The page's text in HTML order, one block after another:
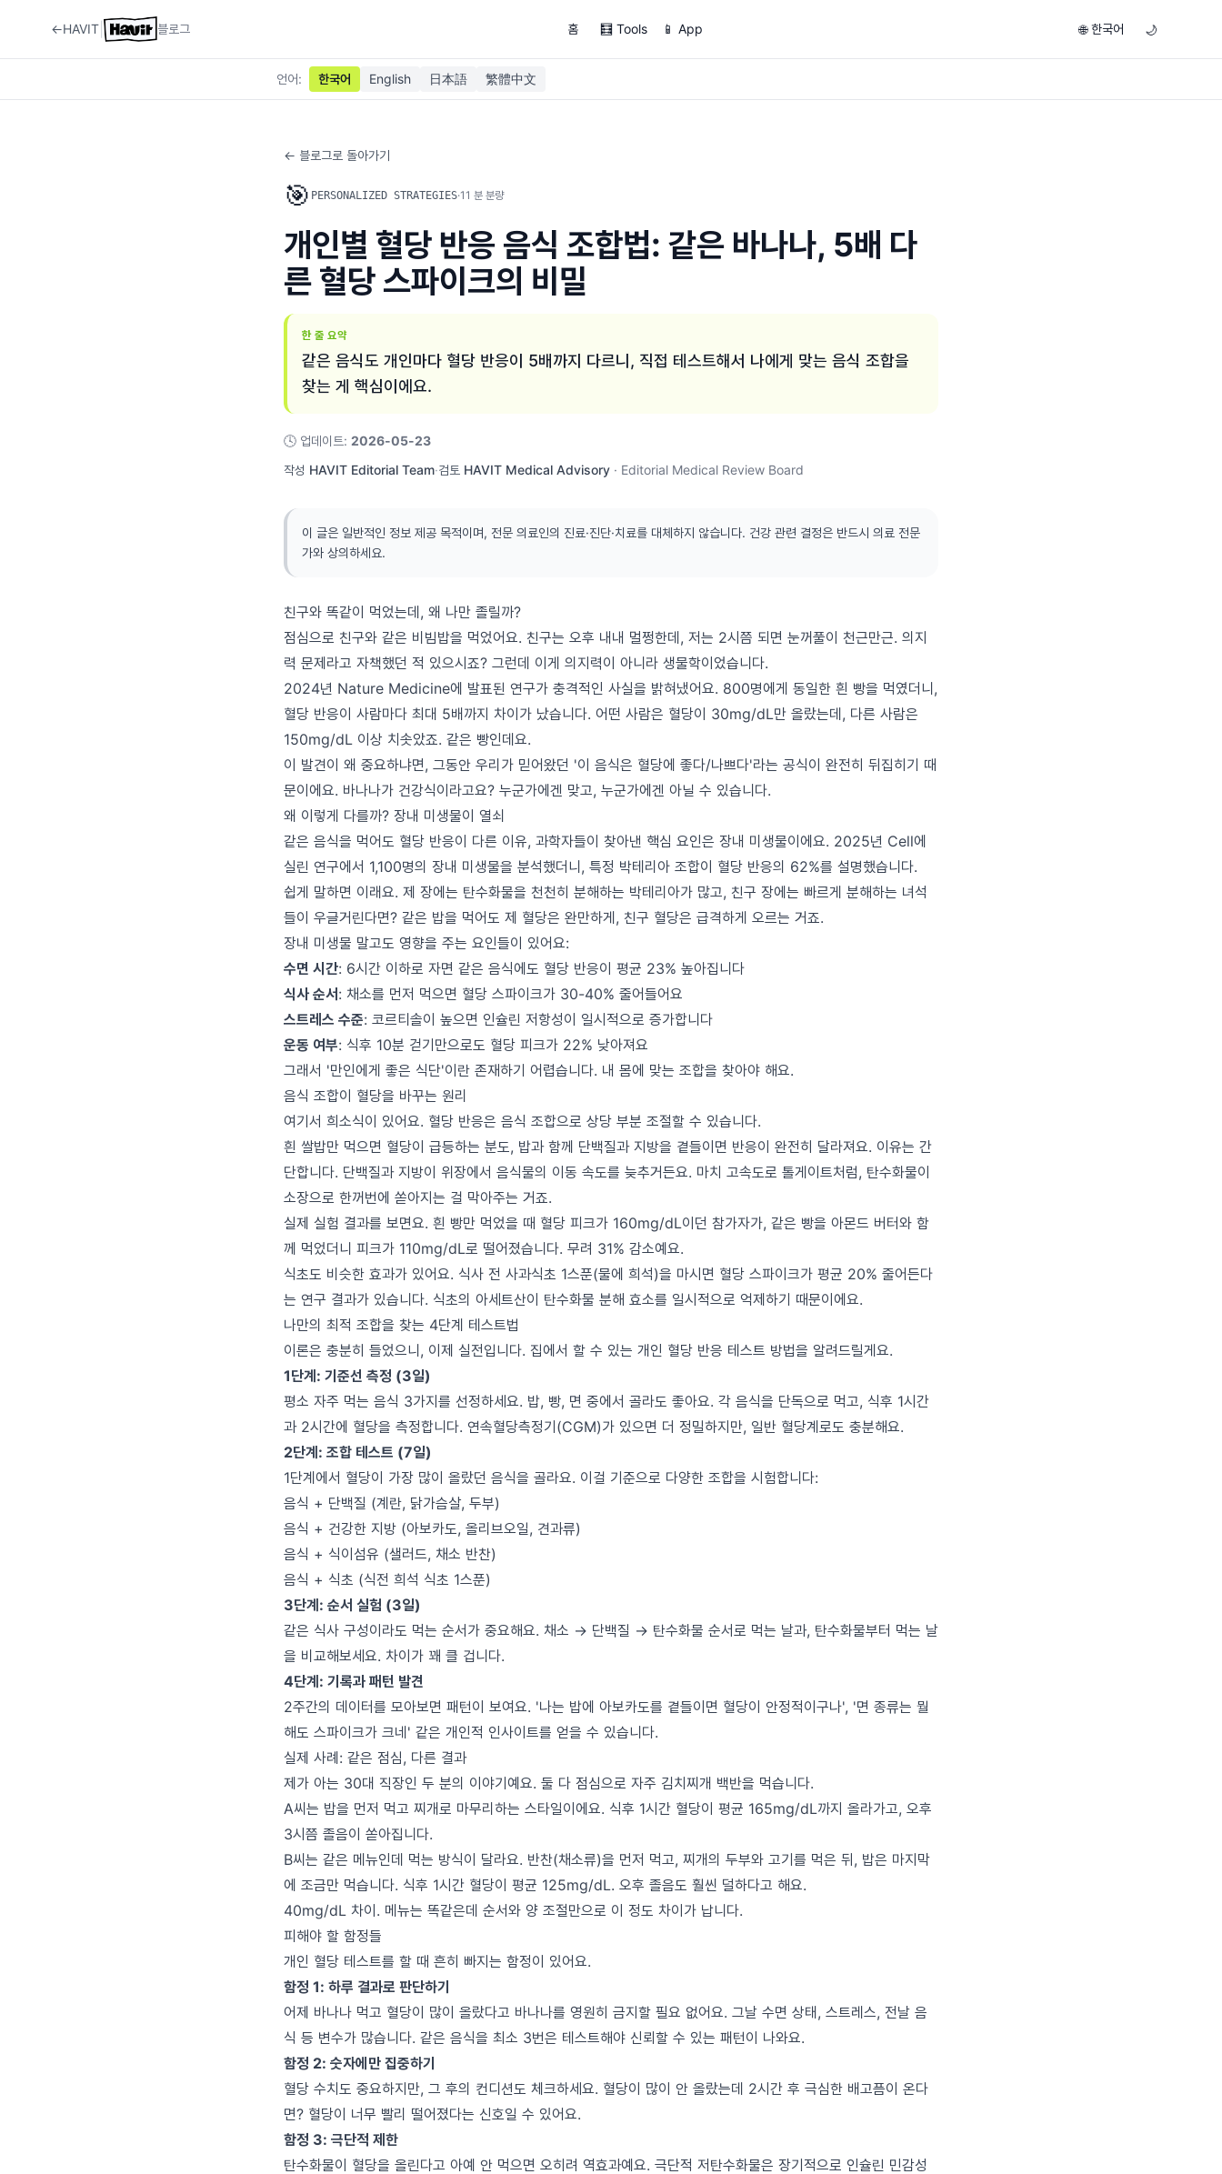
←HAVIT 블로그 홈 🧮 Tools 📱 App 🌐 한국어 🌙
언어: 한국어 English 日本語 繁體中文
← 블로그로 돌아가기
🎯 PERSONALIZED STRATEGIES·11 분 분량
개인별 혈당 반응 음식 조합법: 같은 바나나, 5배 다
른 혈당 스파이크의 비밀
한 줄 요약
같은 음식도 개인마다 혈당 반응이 5배까지 다르니, 직접 테스트해서 나에게 맞는 음식 조합을
찾는 게 핵심이에요.
🕓 업데이트: 2026-05-23
작성 HAVIT Editorial Team·검토 HAVIT Medical Advisory · Editorial Medical Review Board
이 글은 일반적인 정보 제공 목적이며, 전문 의료인의 진료·진단·치료를 대체하지 않습니다. 건강 관련 결정은 반드시 의료 전문
가와 상의하세요.
친구와 똑같이 먹었는데, 왜 나만 졸릴까?
점심으로 친구와 같은 비빔밥을 먹었어요. 친구는 오후 내내 멀쩡한데, 저는 2시쯤 되면 눈꺼풀이 천근만근. 의지
력 문제라고 자책했던 적 있으시죠? 그런데 이게 의지력이 아니라 생물학이었습니다.
2024년 Nature Medicine에 발표된 연구가 충격적인 사실을 밝혀냈어요. 800명에게 동일한 흰 빵을 먹였더니,
혈당 반응이 사람마다 최대 5배까지 차이가 났습니다. 어떤 사람은 혈당이 30mg/dL만 올랐는데, 다른 사람은
150mg/dL 이상 치솟았죠. 같은 빵인데요.
이 발견이 왜 중요하냐면, 그동안 우리가 믿어왔던 '이 음식은 혈당에 좋다/나쁘다'라는 공식이 완전히 뒤집히기 때
문이에요. 바나나가 건강식이라고요? 누군가에겐 맞고, 누군가에겐 아닐 수 있습니다.
왜 이렇게 다를까? 장내 미생물이 열쇠
같은 음식을 먹어도 혈당 반응이 다른 이유, 과학자들이 찾아낸 핵심 요인은 장내 미생물이에요. 2025년 Cell에
실린 연구에서 1,100명의 장내 미생물을 분석했더니, 특정 박테리아 조합이 혈당 반응의 62%를 설명했습니다.
쉽게 말하면 이래요. 제 장에는 탄수화물을 천천히 분해하는 박테리아가 많고, 친구 장에는 빠르게 분해하는 녀석
들이 우글거린다면? 같은 밥을 먹어도 제 혈당은 완만하게, 친구 혈당은 급격하게 오르는 거죠.
장내 미생물 말고도 영향을 주는 요인들이 있어요:
수면 시간: 6시간 이하로 자면 같은 음식에도 혈당 반응이 평균 23% 높아집니다
식사 순서 : 채소를 먼저 먹으면 혈당 스파이크가 30-40% 줄어들어요
스트레스 수준: 코르티솔이 높으면 인슐린 저항성이 일시적으로 증가합니다
운동 여부: 식후 10분 걷기만으로도 혈당 피크가 22% 낮아져요
그래서 '만인에게 좋은 식단'이란 존재하기 어렵습니다. 내 몸에 맞는 조합을 찾아야 해요.
음식 조합이 혈당을 바꾸는 원리
여기서 희소식이 있어요. 혈당 반응은 음식 조합으로 상당 부분 조절할 수 있습니다.
흰 쌀밥만 먹으면 혈당이 급등하는 분도, 밥과 함께 단백질과 지방을 곁들이면 반응이 완전히 달라져요. 이유는 간
단합니다. 단백질과 지방이 위장에서 음식물의 이동 속도를 늦추거든요. 마치 고속도로 톨게이트처럼, 탄수화물이
소장으로 한꺼번에 쏟아지는 걸 막아주는 거죠.
실제 실험 결과를 보면요. 흰 빵만 먹었을 때 혈당 피크가 160mg/dL이던 참가자가, 같은 빵을 아몬드 버터와 함
께 먹었더니 피크가 110mg/dL로 떨어졌습니다. 무려 31% 감소예요.
식초도 비슷한 효과가 있어요. 식사 전 사과식초 1스푼(물에 희석)을 마시면 혈당 스파이크가 평균 20% 줄어든다
는 연구 결과가 있습니다. 식초의 아세트산이 탄수화물 분해 효소를 일시적으로 억제하기 때문이에요.
나만의 최적 조합을 찾는 4단계 테스트법
이론은 충분히 들었으니, 이제 실전입니다. 집에서 할 수 있는 개인 혈당 반응 테스트 방법을 알려드릴게요.
1단계: 기준선 측정 (3일)
평소 자주 먹는 음식 3가지를 선정하세요. 밥, 빵, 면 중에서 골라도 좋아요. 각 음식을 단독으로 먹고, 식후 1시간
과 2시간에 혈당을 측정합니다. 연속혈당측정기(CGM)가 있으면 더 정밀하지만, 일반 혈당계로도 충분해요.
2단계: 조합 테스트 (7일)
1단계에서 혈당이 가장 많이 올랐던 음식을 골라요. 이걸 기준으로 다양한 조합을 시험합니다:
음식 + 단백질 (계란, 닭가슴살, 두부)
음식 + 건강한 지방 (아보카도, 올리브오일, 견과류)
음식 + 식이섬유 (샐러드, 채소 반찬)
음식 + 식초 (식전 희석 식초 1스푼)
3단계: 순서 실험 (3일)
같은 식사 구성이라도 먹는 순서가 중요해요. 채소 → 단백질 → 탄수화물 순서로 먹는 날과, 탄수화물부터 먹는 날
을 비교해보세요. 차이가 꽤 클 겁니다.
4단계: 기록과 패턴 발견
2주간의 데이터를 모아보면 패턴이 보여요. '나는 밥에 아보카도를 곁들이면 혈당이 안정적이구나', '면 종류는 뭘
해도 스파이크가 크네' 같은 개인적 인사이트를 얻을 수 있습니다.
실제 사례: 같은 점심, 다른 결과
제가 아는 30대 직장인 두 분의 이야기예요. 둘 다 점심으로 자주 김치찌개 백반을 먹습니다.
A씨는 밥을 먼저 먹고 찌개로 마무리하는 스타일이에요. 식후 1시간 혈당이 평균 165mg/dL까지 올라가고, 오후
3시쯤 졸음이 쏟아집니다.
B씨는 같은 메뉴인데 먹는 방식이 달라요. 반찬(채소류)을 먼저 먹고, 찌개의 두부와 고기를 먹은 뒤, 밥은 마지막
에 조금만 먹습니다. 식후 1시간 혈당이 평균 125mg/dL. 오후 졸음도 훨씬 덜하다고 해요.
40mg/dL 차이. 메뉴는 똑같은데 순서와 양 조절만으로 이 정도 차이가 납니다.
피해야 할 함정들
개인 혈당 테스트를 할 때 흔히 빠지는 함정이 있어요.
함정 1: 하루 결과로 판단하기
어제 바나나 먹고 혈당이 많이 올랐다고 바나나를 영원히 금지할 필요 없어요. 그날 수면 상태, 스트레스, 전날 음
식 등 변수가 많습니다. 같은 음식을 최소 3번은 테스트해야 신뢰할 수 있는 패턴이 나와요.
함정 2: 숫자에만 집중하기
혈당 수치도 중요하지만, 그 후의 컨디션도 체크하세요. 혈당이 많이 안 올랐는데 2시간 후 극심한 배고픔이 온다
면? 혈당이 너무 빨리 떨어졌다는 신호일 수 있어요.
함정 3: 극단적 제한
탄수화물이 혈당을 올린다고 아예 안 먹으면 오히려 역효과예요. 극단적 저탄수화물은 장기적으로 인슐린 민감성